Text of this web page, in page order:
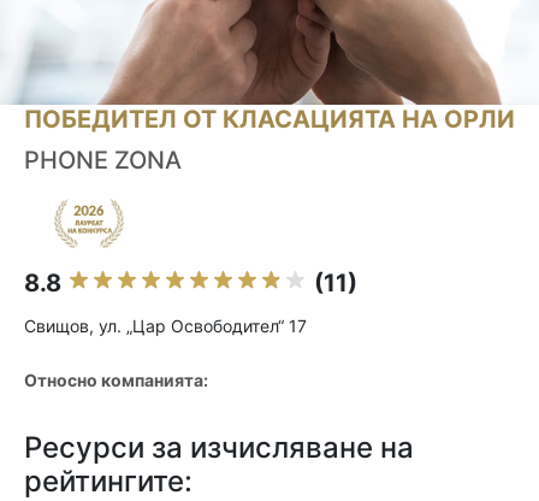
ПОБЕДИТЕЛ ОТ КЛАСАЦИЯТА НА ОРЛИ
PHONE ZONA
8.8 (11)
Свищов, ул. „Цар Освободител“ 17
Относно компанията:
Ресурси за изчисляване на
рейтингите: